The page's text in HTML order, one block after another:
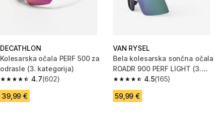
DECATHLON
Kolesarska očala PERF 500 za
odrasle (3. kategorija)
4.7
4.7 od 5 zvezdic from 602 ocene
(602)
39,99 €
VAN RYSEL
Bela kolesarska sončna očala
ROADR 900 PERF LIGHT (3.
kategorija)4.5
4.5 od 5 zvezdic from 165
(165)
59,99 €